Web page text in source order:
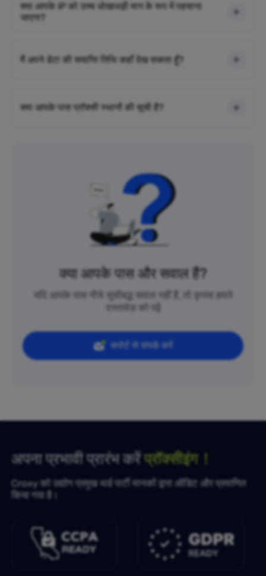
क्या आपके IP को उच्च धोखाधड़ी मान के रूप में पहचाना
जाएगा?
मैं अपने डेटा की समाप्ति तिथि कहाँ देख सकता हूँ?
क्या आपके पास प्रॉक्सी स्थानों की सूची है?
क्या आपके पास और सवाल हैं?
यदि आपके पास नीचे सूचीबद्ध सवाल नहीं हैं, तो कृपया हमारे
दस्तावेज़ को पढ़ें
सपोर्ट से संपर्क करें
अपना प्रभावी प्रारंभ करेंप्रॉक्सीइंग！
Croxy को उद्योग प्रमुख थर्ड पार्टी मानकों द्वारा ऑडिट और प्रमाणित
किया गया है।